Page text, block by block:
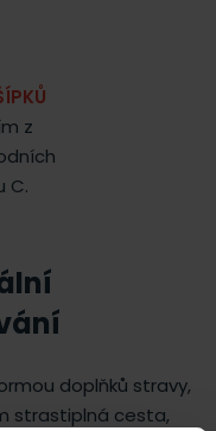
z
C.
doplňků stravy,
strastiplná cesta,